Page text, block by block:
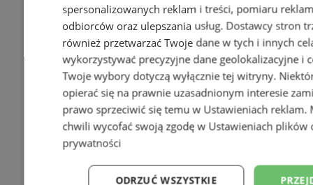
spersonalizowanych reklam i treści, pomiaru
odbiorców oraz ulepszania usług. Dostawcy stron
również przetwarzać Twoje dane w tych i innych
wykorzystywać precyzyjne dane geolokalizacyjne i
Twoje wybory dotyczą wyłącznie tej witryny.
opierać się na prawnie uzasadnionym interesie
prawo sprzeciwić się temu w Ustawieniach reklam.
chwili wycofać swoją zgodę w Ustawieniach plików
prywatności
ODRZUĆ WSZYSTKIE